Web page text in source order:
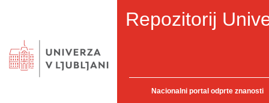
Repozitorij
Nacionalni portal odprte znanosti